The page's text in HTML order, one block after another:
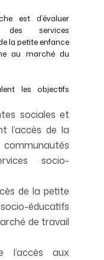
est d’évaluer
des services
la petite enfance
au marché du
les objectifs
sociales et
l’accès de la
socio-
de la petite
éducatifs
de travail
l’accès aux